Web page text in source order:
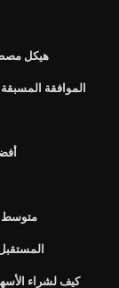
هيكل
الموافقة
متوسط
كيف لشراء